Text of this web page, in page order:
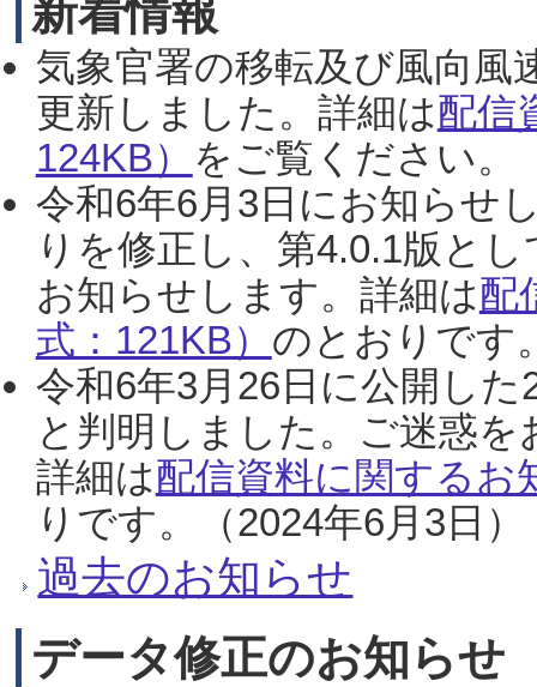
新着情報
気象官署の移転及び風向風
更新しました。詳細は配信
124KB） をご覧ください。
令和6年6月3日にお知らせ
りを修正し、第4.0.1版と
お知らせします。詳細は配
式：121KB） のとおりです
令和6年3月26日に公開し
と判明しました。ご迷惑
詳細は配信資料に関するお
りです。（2024年6月3日）
過去のお知らせ
データ修正のお知らせ